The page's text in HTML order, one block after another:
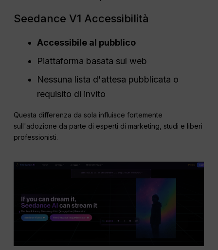
Seedance V1 Accessibilità
Accessibile al pubblico
Piattaforma basata sul web
Nessuna lista d'attesa pubblicata o
requisito di invito
Questa differenza da sola influisce fortemente
sull'adozione da parte di esperti di marketing, studi e liberi
professionisti.